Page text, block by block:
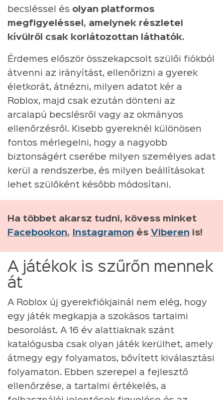
becsléssel és olyan platformos
megfigyeléssel, amelynek részletei
kívülről csak korlátozottan láthatók.
Érdemes először összekapcsolt szülői fiókból
átvenni az irányítást, ellenőrizni a gyerek
életkorát, átnézni, milyen adatot kér a
Roblox, majd csak ezután dönteni az
arcalapú becslésről vagy az okmányos
ellenőrzésről. Kisebb gyereknél különösen
fontos mérlegelni, hogy a nagyobb
biztonságért cserébe milyen személyes adat
kerül a rendszerbe, és milyen beállításokat
lehet szülőként később módosítani.
Ha többet akarsz tudni, kövess minket
Facebookon, Instagramon és Viberen is!
A játékok is szűrőn mennek
át
A Roblox új gyerekfiókjainál nem elég, hogy
egy játék megkapja a szokásos tartalmi
besorolást. A 16 év alattiaknak szánt
katalógusba csak olyan játék kerülhet, amely
átmegy egy folyamatos, bővített kiválasztási
folyamaton. Ebben szerepel a fejlesztő
ellenőrzése, a tartalmi értékelés, a